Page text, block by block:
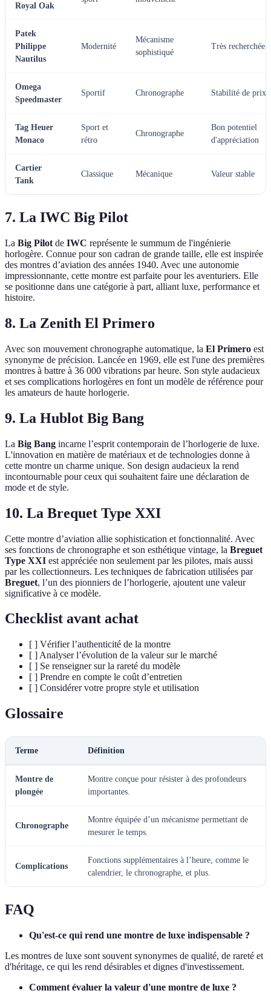
Royal Oak
Patek
Philippe
Nautilus
Modernité
Mécanisme
sophistiqué
Très recherchée
Omega
Speedmaster
Sportif Chronographe Stabilité de prix
Tag Heuer
Monaco
Sport et
rétro
Chronographe
Bon potentiel
d'appréciation
Cartier
Tank
Classique Mécanique Valeur stable
7. La IWC Big Pilot
La Big Pilot de IWC représente le summum de l'ingénierie
horlogère. Connue pour son cadran de grande taille, elle est inspirée
des montres d’aviation des années 1940. Avec une autonomie
impressionnante, cette montre est parfaite pour les aventuriers. Elle
se positionne dans une catégorie à part, alliant luxe, performance et
histoire.
8. La Zenith El Primero
Avec son mouvement chronographe automatique, la El Primero est
synonyme de précision. Lancée en 1969, elle est l'une des premières
montres à battre à 36 000 vibrations par heure. Son style audacieux
et ses complications horlogères en font un modèle de référence pour
les amateurs de haute horlogerie.
9. La Hublot Big Bang
La Big Bang incarne l’esprit contemporain de l’horlogerie de luxe.
L'innovation en matière de matériaux et de technologies donne à
cette montre un charme unique. Son design audacieux la rend
incontournable pour ceux qui souhaitent faire une déclaration de
mode et de style.
10. La Brequet Type XXI
Cette montre d’aviation allie sophistication et fonctionnalité. Avec
ses fonctions de chronographe et son esthétique vintage, la Breguet
Type XXI est appréciée non seulement par les pilotes, mais aussi
par les collectionneurs. Les techniques de fabrication utilisées par
Breguet, l’un des pionniers de l’horlogerie, ajoutent une valeur
significative à ce modèle.
Checklist avant achat
[ ] Vérifier l’authenticité de la montre
[ ] Analyser l’évolution de la valeur sur le marché
[ ] Se renseigner sur la rareté du modèle
[ ] Prendre en compte le coût d’entretien
[ ] Considérer votre propre style et utilisation
Glossaire
Terme Définition
Montre de
plongée
Montre conçue pour résister à des profondeurs
importantes.
Chronographe
Montre équipée d’un mécanisme permettant de
mesurer le temps.
Complications
Fonctions supplémentaires à l’heure, comme le
calendrier, le chronographe, et plus.
FAQ
Qu'est-ce qui rend une montre de luxe indispensable ?
Les montres de luxe sont souvent synonymes de qualité, de rareté et
d'héritage, ce qui les rend désirables et dignes d'investissement.
Comment évaluer la valeur d'une montre de luxe ?